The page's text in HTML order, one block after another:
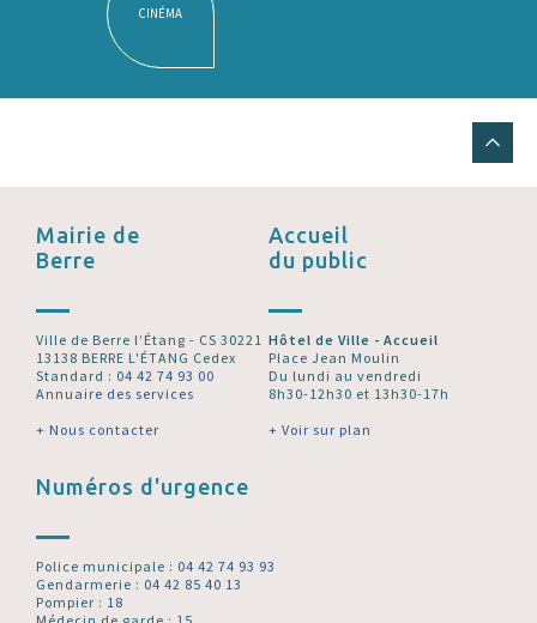
CINÉMA
Mairie de
Berre
Ville de Berre l’Étang - CS 30221
13138 BERRE L'ÉTANG Cedex
Standard : 04 42 74 93 00
Annuaire des services
+ Nous contacter
Accueil
du public
Hôtel de Ville - Accueil
Place Jean Moulin
Du lundi au vendredi
8h30-12h30 et 13h30-17h
+ Voir sur plan
Numéros d'urgence
Police municipale : 04 42 74 93 93
Gendarmerie : 04 42 85 40 13
Pompier : 18